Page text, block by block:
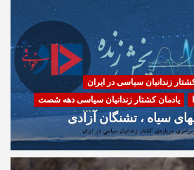
زندانیان سیاسی در ایران
یادمان کشتار زندانیان سیاسی دهه شصت
سیاه ، تشنگان آزادی